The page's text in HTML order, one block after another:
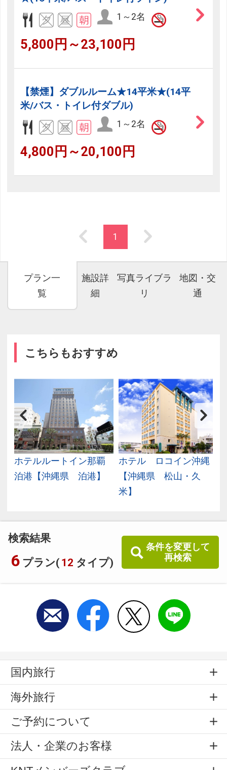
検索結果
6 プラン( 12 タイプ)
条件を変更して
再検索
1～2名
5,800円～23,100円
【禁煙】ダブルルーム★14平米★(14平
米/バス・トイレ付ダブル)
1～2名
4,800円～20,100円
1
プラン一
覧
施設詳
細
写真ライブラ
リ
地図・交
通
こちらもおすすめ
ホテルルートイン那覇
泊港【沖縄県 泊港】
ホテル ロコイン沖縄
【沖縄県 松山・久
米】
国内旅行
海外旅行
ご予約について
法人・企業のお客様